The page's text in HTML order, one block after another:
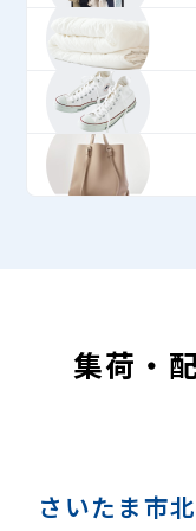
集荷・
さいたま市